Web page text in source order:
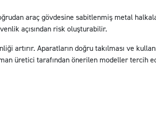
araç gövdesine sabitlenmiş metal
açısından risk oluşturabilir.
artırır. Aparatların doğru takılması ve
üretici tarafından önerilen modeller tercih